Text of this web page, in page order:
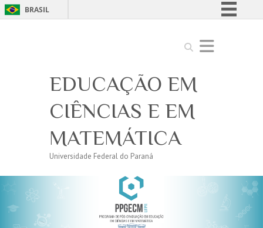
BRASIL
Comunica BR
Acesso à informação
Legislação
Canais
Search
EDUCAÇÃO EM
CIÊNCIAS E EM
MATEMÁTICA
Universidade Federal do Paraná